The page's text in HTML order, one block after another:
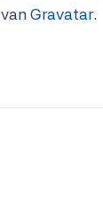
Gravatar.